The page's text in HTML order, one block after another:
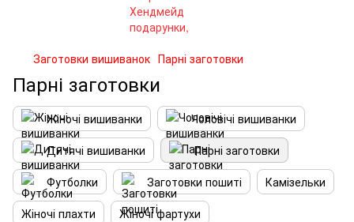
Заготовки вишиванок Парні заготовки
Парні заготовки
Жіночі вишиванки
Чоловічі вишиванки
Дитячі вишиванки
Парні заготовки
Футболки
Заготовки пошиті
Камізельки
Жіночі плахти
Жіночі фартухи